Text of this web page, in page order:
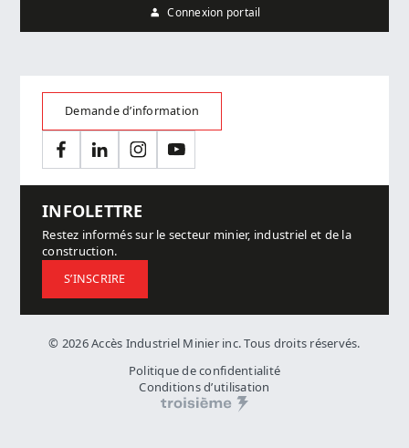
Connexion portail
Demande d’information
FacebookLinkedInInstagramYouTube
INFOLETTRE
Restez informés sur le secteur minier, industriel et de la
construction.
S’INSCRIRE
© 2026 Accès Industriel Minier inc. Tous droits réservés.
Politique de confidentialité
Conditions d’utilisation